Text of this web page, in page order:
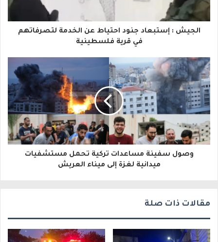
ك
ا
إ
ل
ك
ت
ر
و
الجيش : إستبعاد جنود احتياط عن الخدمة لتصرفاتهم
في قرية فلسطينية
وصول سفينة مساعدات تركية تحمل مستشفيات
ميدانية لغزة إلى ميناء العريش
مقالات ذات صلة